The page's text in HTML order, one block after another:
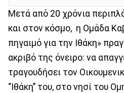
Μετά από 20 χρόνια
και στον κόσμο, η Ομάδα
πηγαιμό για την Ιθάκη»
ακριβό της όνειρο: να
τραγουδήσει τον
‘’Ιθάκη’’ του, στο νησί του